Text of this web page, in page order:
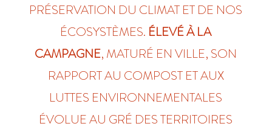
PRÉSERVATION DU CLIMAT ET DE NOS
ÉCOSYSTÈMES. ÉLEVÉ À LA
CAMPAGNE, MATURÉ EN VILLE, SON
RAPPORT AU COMPOST ET AUX
LUTTES ENVIRONNEMENTALES
ÉVOLUE AU GRÉ DES TERRITOIRES